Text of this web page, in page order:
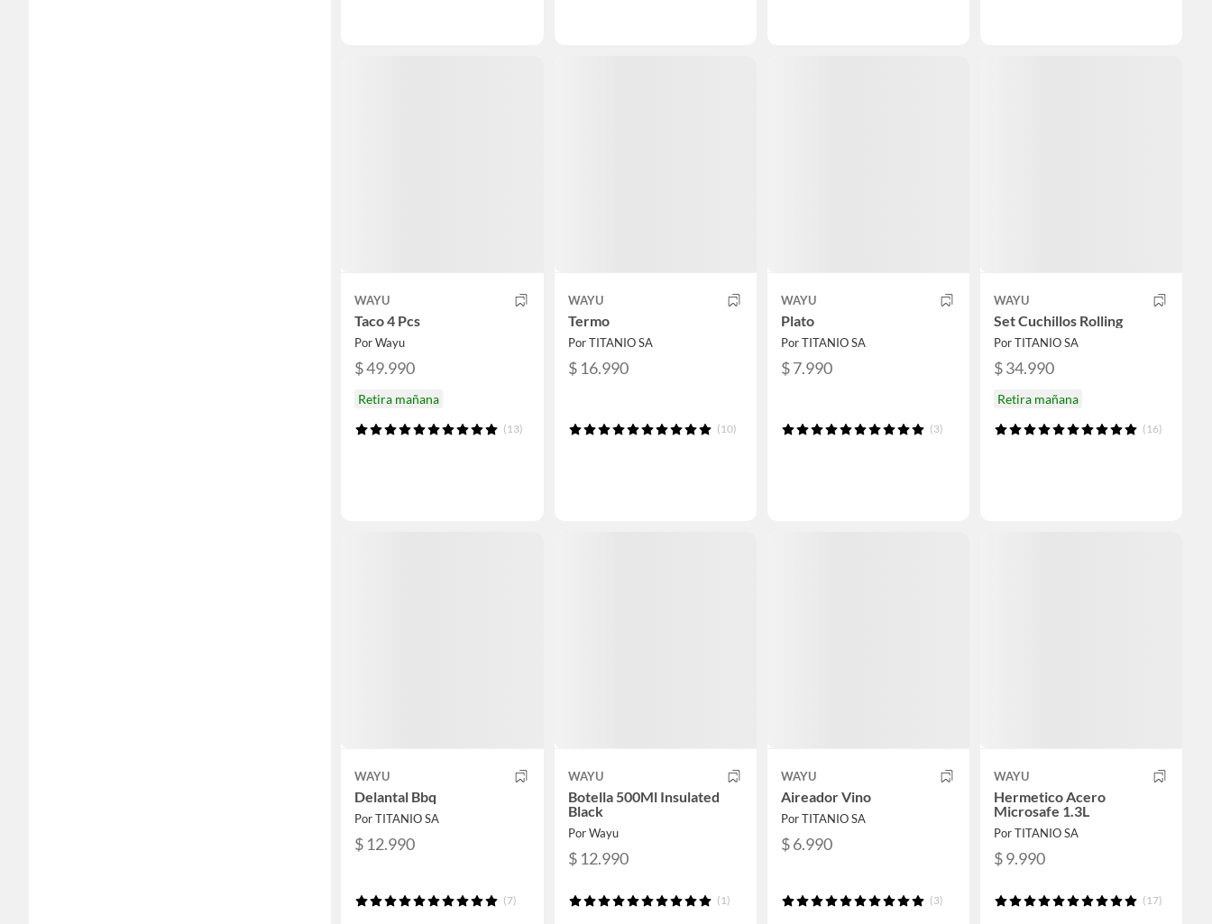
WAYU
Taco 4 Pcs
Por Wayu
$ 49.990
Retira mañana
(13)
WAYU
Termo
Por TITANIO SA
$ 16.990
(10)
WAYU
Plato
Por TITANIO SA
$ 7.990
(3)
WAYU
Set Cuchillos Rolling
Por TITANIO SA
$ 34.990
Retira mañana
(16)
WAYU
Delantal Bbq
Por TITANIO SA
$ 12.990
(7)
WAYU
Botella 500Ml Insulated
Black
Por Wayu
$ 12.990
(1)
WAYU
Aireador Vino
Por TITANIO SA
$ 6.990
(3)
WAYU
Hermetico Acero
Microsafe 1.3L
Por TITANIO SA
$ 9.990
(17)